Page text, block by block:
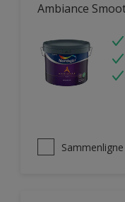
Ambiance
Sammenligne